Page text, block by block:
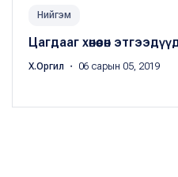
Нийгэм
Цагдааг хөнөөсөн
Х.Оргил ・ 06 сарын 05, 2019